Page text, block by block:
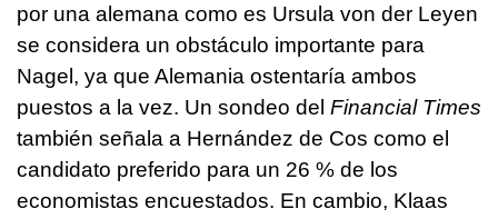
por una alemana como es Ursula von der Leyen
se considera un obstáculo importante para
Nagel, ya que Alemania ostentaría ambos
puestos a la vez. Un sondeo del Financial Times
también señala a Hernández de Cos como el
candidato preferido para un 26 % de los
economistas encuestados. En cambio, Klaas